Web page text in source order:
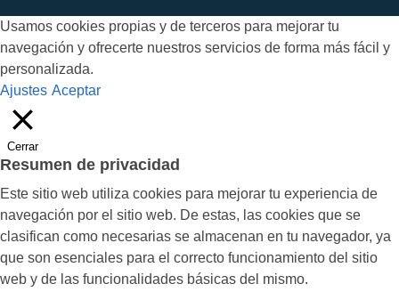
Usamos cookies propias y de terceros para mejorar tu
navegación y ofrecerte nuestros servicios de forma más fácil y
personalizada.
Ajustes Aceptar
Cerrar
Resumen de privacidad
Este sitio web utiliza cookies para mejorar tu experiencia de
navegación por el sitio web. De estas, las cookies que se
clasifican como necesarias se almacenan en tu navegador, ya
que son esenciales para el correcto funcionamiento del sitio
web y de las funcionalidades básicas del mismo.